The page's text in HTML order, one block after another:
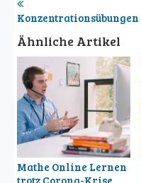
Konzentrationsübungen
Ähnliche Artikel
Mathe Online Lernen
trotz Corona-Krise